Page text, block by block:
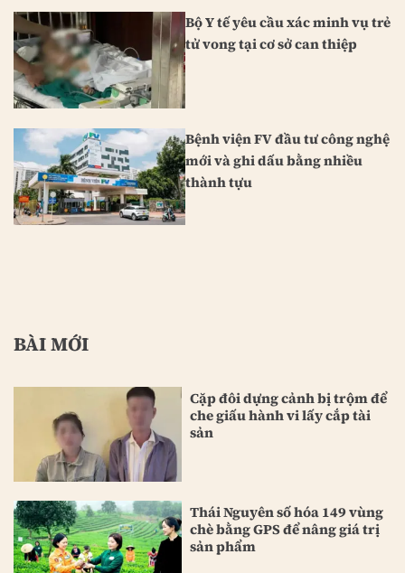
Bộ Y tế yêu cầu xác minh vụ trẻ
tử vong tại cơ sở can thiệp
Bệnh viện FV đầu tư công nghệ
mới và ghi dấu bằng nhiều
thành tựu
BÀI MỚI
Cặp đôi dựng cảnh bị trộm để
che giấu hành vi lấy cắp tài
sản
Thái Nguyên số hóa 149 vùng
chè bằng GPS để nâng giá trị
sản phẩm